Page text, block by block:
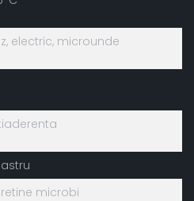
electric, microunde
retine microbi